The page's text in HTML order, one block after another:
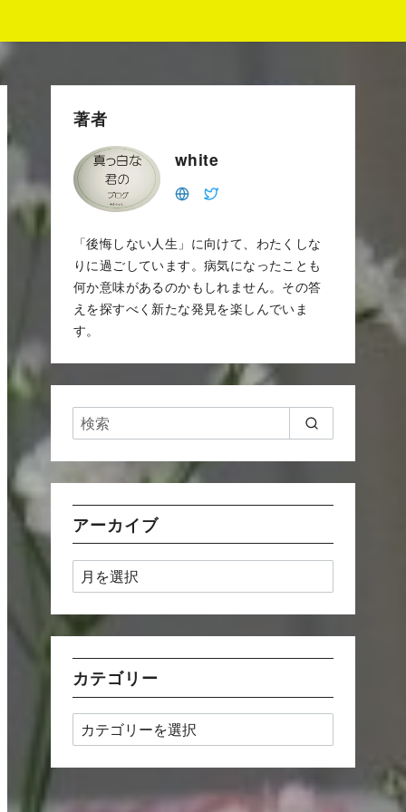
著者
white
「後悔しない人生」に向けて、わたくしな
りに過ごしています。病気になったことも
何か意味があるのかもしれません。その答
えを探すべく新たな発見を楽しんでいま
す。
アーカイブ
ア
ー
カ
ブ
カテゴリー
カ
テ
ゴ
リ